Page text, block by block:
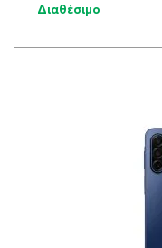
Διαθέσιμο